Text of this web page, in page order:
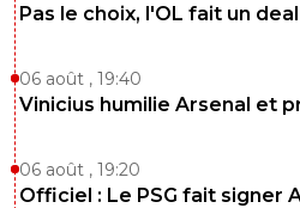
Pas le choix, l'OL fait un
06 août , 19:40
Vinicius humilie Arsenal et
06 août , 19:20
Officiel : Le PSG fait signer